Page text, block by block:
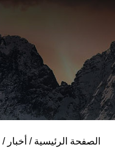
الصفحة الرئيسية / أخبار /